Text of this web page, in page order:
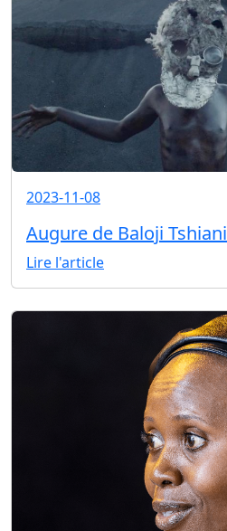
2023-11-08
Augure de Baloji Tshiani
Lire l'article